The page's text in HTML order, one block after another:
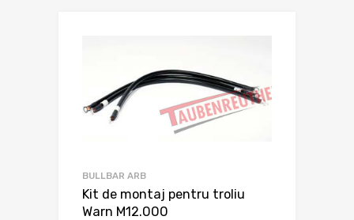
BULLBAR ARB
Kit de montaj pentru troliu
Warn M12.000